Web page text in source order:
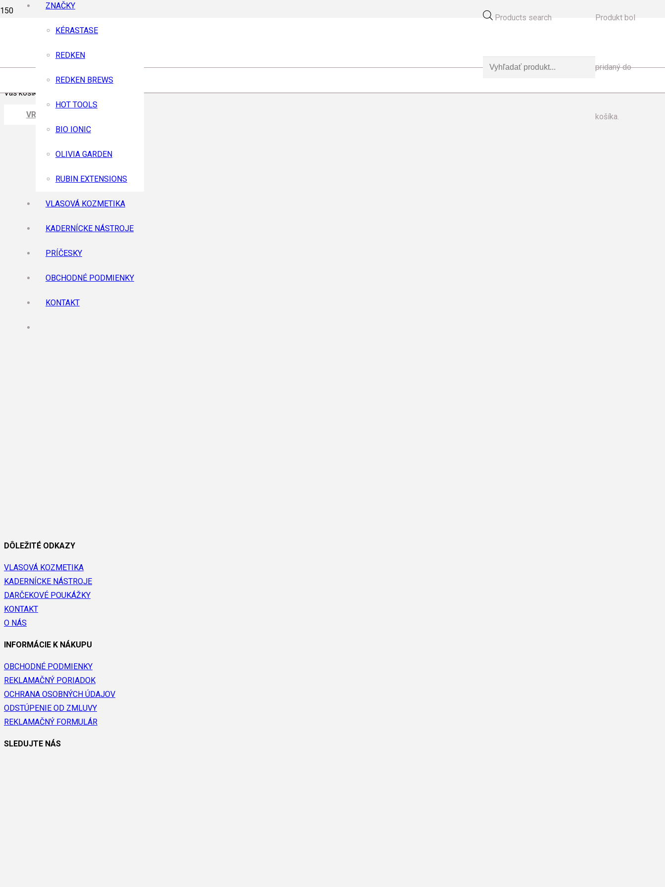
Products search Produktbol
pridaný do
košíka.
ZNAČKY
KÉRASTASE
REDKEN
REDKEN BREWS
HOT TOOLS
BIO IONIC
OLIVIA GARDEN
RUBIN EXTENSIONS
VLASOVÁ KOZMETIKA
KADERNÍCKE NÁSTROJE
PRÍČESKY
OBCHODNÉ PODMIENKY
KONTAKT
Váš košík je prázdny.
VRÁTIŤ SA DO OBCHODU
DÔLEŽITÉ ODKAZY
VLASOVÁ KOZMETIKA
KADERNÍCKE NÁSTROJE
DARČEKOVÉ POUKÁŽKY
KONTAKT
O NÁS
INFORMÁCIE K NÁKUPU
OBCHODNÉ PODMIENKY
REKLAMAČNÝ PORIADOK
OCHRANA OSOBNÝCH ÚDAJOV
ODSTÚPENIE OD ZMLUVY
REKLAMAČNÝ FORMULÁR
SLEDUJTE NÁS